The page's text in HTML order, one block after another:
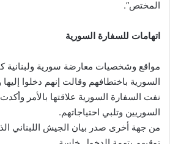
المختص”.
اتهامات للسفارة السورية
مواقع وشخصيات معارضة سورية ولبنانية
السورية باختطافهم وقالت إنهم دخلوا
نفت السفارة السورية علاقتها بالأمر
السوريين وتلبي احتياجاتهم.
من جهة أخرى صدر بيان الجيش اللبناني